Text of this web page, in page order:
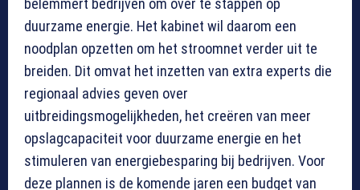
belemmert bedrijven om over te stappen op
duurzame energie. Het kabinet wil daarom een
noodplan opzetten om het stroomnet verder uit te
breiden. Dit omvat het inzetten van extra experts die
regionaal advies geven over
uitbreidingsmogelijkheden, het creëren van meer
opslagcapaciteit voor duurzame energie en het
stimuleren van energiebesparing bij bedrijven. Voor
deze plannen is de komende jaren een budget van